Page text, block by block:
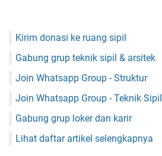
Kirim donasi ke ruang sipil
Gabung grup teknik sipil & arsitek
Join Whatsapp Group - Struktur
Join Whatsapp Group - Teknik Sipil
Gabung grup loker dan karir
Lihat daftar artikel selengkapnya